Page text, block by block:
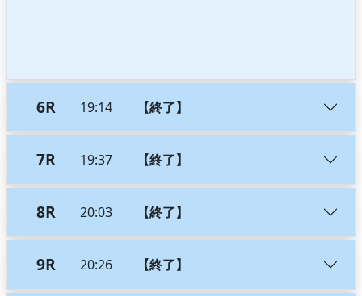
6R 19:14 【終了】
7R 19:37 【終了】
8R 20:03 【終了】
9R 20:26 【終了】